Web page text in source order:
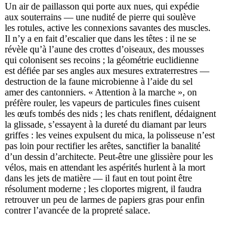
Un air de paillasson qui porte aux nues, qui expédie
aux souterrains — une nudité de pierre qui soulève
les rotules, active les connexions savantes des muscles.
Il n’y a en fait d’escalier que dans les têtes : il ne se
révèle qu’à l’aune des crottes d’oiseaux, des mousses
qui colonisent ses recoins ; la géométrie euclidienne
est défiée par ses angles aux mesures extraterrestres —
destruction de la faune microbienne à l’aide du sel
amer des cantonniers. « Attention à la marche », on
préfère rouler, les vapeurs de particules fines cuisent
les œufs tombés des nids ; les chats reniflent, dédaignent
la glissade, s’essayent à la dureté du diamant par leurs
griffes : les veines expulsent du mica, la polisseuse n’est
pas loin pour rectifier les arêtes, sanctifier la banalité
d’un dessin d’architecte. Peut-être une glissière pour les
vélos, mais en attendant les aspérités hurlent à la mort
dans les jets de matière — il faut en tout point être
résolument moderne ; les cloportes migrent, il faudra
retrouver un peu de larmes de papiers gras pour enfin
contrer l’avancée de la propreté salace.